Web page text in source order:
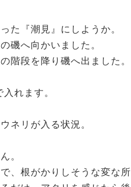
た『潮見』にしようか。
磯へ向かいました。
階段を降り磯へ出ました。
れます。
ネリが入る状況。
。
、根がかりしそうな変な所